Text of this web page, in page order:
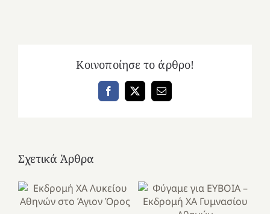
Κοινοποίησε το άρθρο!
Facebook
X Email
Σχετικά Άρθρα